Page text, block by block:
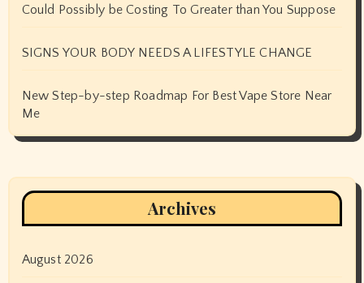
Could Possibly be Costing To Greater than You Suppose
SIGNS YOUR BODY NEEDS A LIFESTYLE CHANGE
New Step-by-step Roadmap For Best Vape Store Near
Me
Archives
August 2026